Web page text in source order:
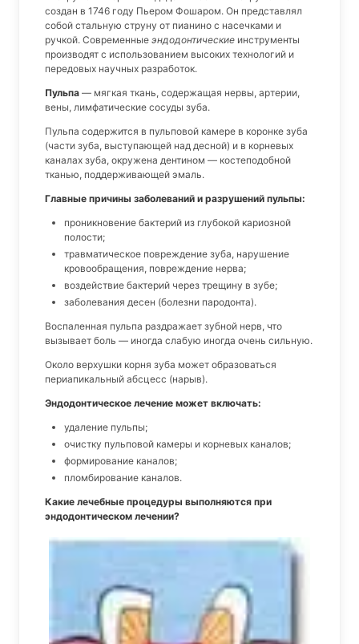
создан в 1746 году Пьером Фошаром. Он представлял
собой стальную струну от пианино с насечками и
ручкой. Современные эндодонтические инструменты
производят с использованием высоких технологий и
передовых научных разработок.
Пульпа — мягкая ткань, содержащая нервы, артерии,
вены, лимфатические сосуды зуба.
Пульпа содержится в пульповой камере в коронке зуба
(части зуба, выступающей над десной) и в корневых
каналах зуба, окружена дентином — костеподобной
тканью, поддерживающей эмаль.
Главные причины заболеваний и разрушений пульпы:
проникновение бактерий из глубокой кариозной
полости;
травматическое повреждение зуба, нарушение
кровообращения, повреждение нерва;
воздействие бактерий через трещину в зубе;
заболевания десен (болезни пародонта).
Воспаленная пульпа раздражает зубной нерв, что
вызывает боль — иногда слабую иногда очень сильную.
Около верхушки корня зуба может образоваться
периапикальный абсцесс (нарыв).
Эндодонтическое лечение может включать:
удаление пульпы;
очистку пульповой камеры и корневых каналов;
формирование каналов;
пломбирование каналов.
Какие лечебные процедуры выполняются при
эндодонтическом лечении?